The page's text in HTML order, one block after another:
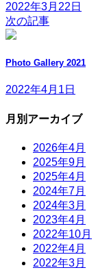
2022年3月22日
次の記事
Photo Gallery 2021
2022年4月1日
月別アーカイブ
2026年4月
2025年9月
2025年4月
2024年7月
2024年3月
2023年4月
2022年10月
2022年4月
2022年3月